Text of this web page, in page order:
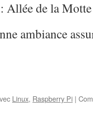
Allée de la
ambiance
Linux, Raspberry Pi |